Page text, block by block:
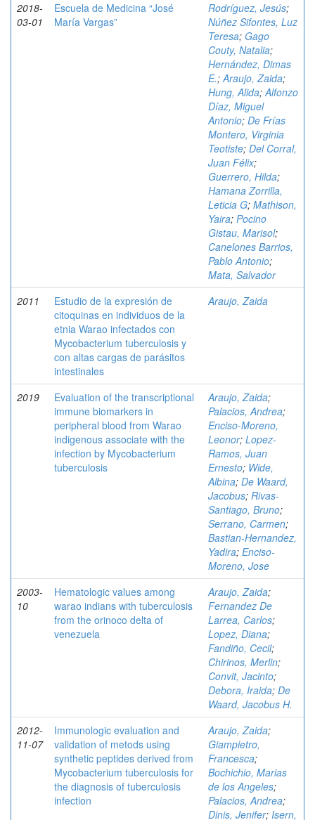
2018-
03-01
Escuela de Medicina “José
María Vargas”
Rodríguez, Jesús;
Núñez Sifontes, Luz
Teresa; Gago
Couty, Natalia;
Hernández, Dimas
E.;Araujo, Zaida;
Hung, Alida;Alfonzo
Díaz, Miguel
Antonio; De Frías
Montero, Virginia
Teotiste; Del Corral,
Juan Félix;
Guerrero, Hilda;
Hamana Zorrilla,
Leticia G; Mathison,
Yaira; Pocino
Gistau, Marisol;
Canelones Barrios,
Pablo Antonio;
Mata, Salvador
2011
Estudio de la expresión de
citoquinas en individuos de la
etnia Warao infectados con
Mycobacterium tuberculosis y
con altas cargas de parásitos
intestinales
Araujo, Zaida
2019
Evaluation of the transcriptional
immune biomarkers in
peripheral blood from Warao
indigenous associate with the
infection by Mycobacterium
tuberculosis
Araujo, Zaida;
Palacios, Andrea;
Enciso-Moreno,
Leonor; Lopez-
Ramos, Juan
Ernesto; Wide,
Albina; De Waard,
Jacobus; Rivas-
Santiago, Bruno;
Serrano, Carmen;
Bastian-Hernandez,
Yadira; Enciso-
Moreno, Jose
2003-
10
Hematologic values among
warao indians with tuberculosis
from the orinoco delta of
venezuela
Araujo, Zaida;
Fernandez De
Larrea, Carlos;
Lopez, Diana;
Fandiño, Cecil;
Chirinos, Merlin;
Convit, Jacinto;
Debora, Iraida; De
Waard, Jacobus H.
2012-
11-07
Immunologic evaluation and
validation of metods using
synthetic peptides derived from
Mycobacterium tuberculosis for
the diagnosis of tuberculosis
infection
Araujo, Zaida;
Giampietro,
Francesca;
Bochichio, Marias
de los Angeles;
Palacios, Andrea;
Dinis, Jenifer; Isern,